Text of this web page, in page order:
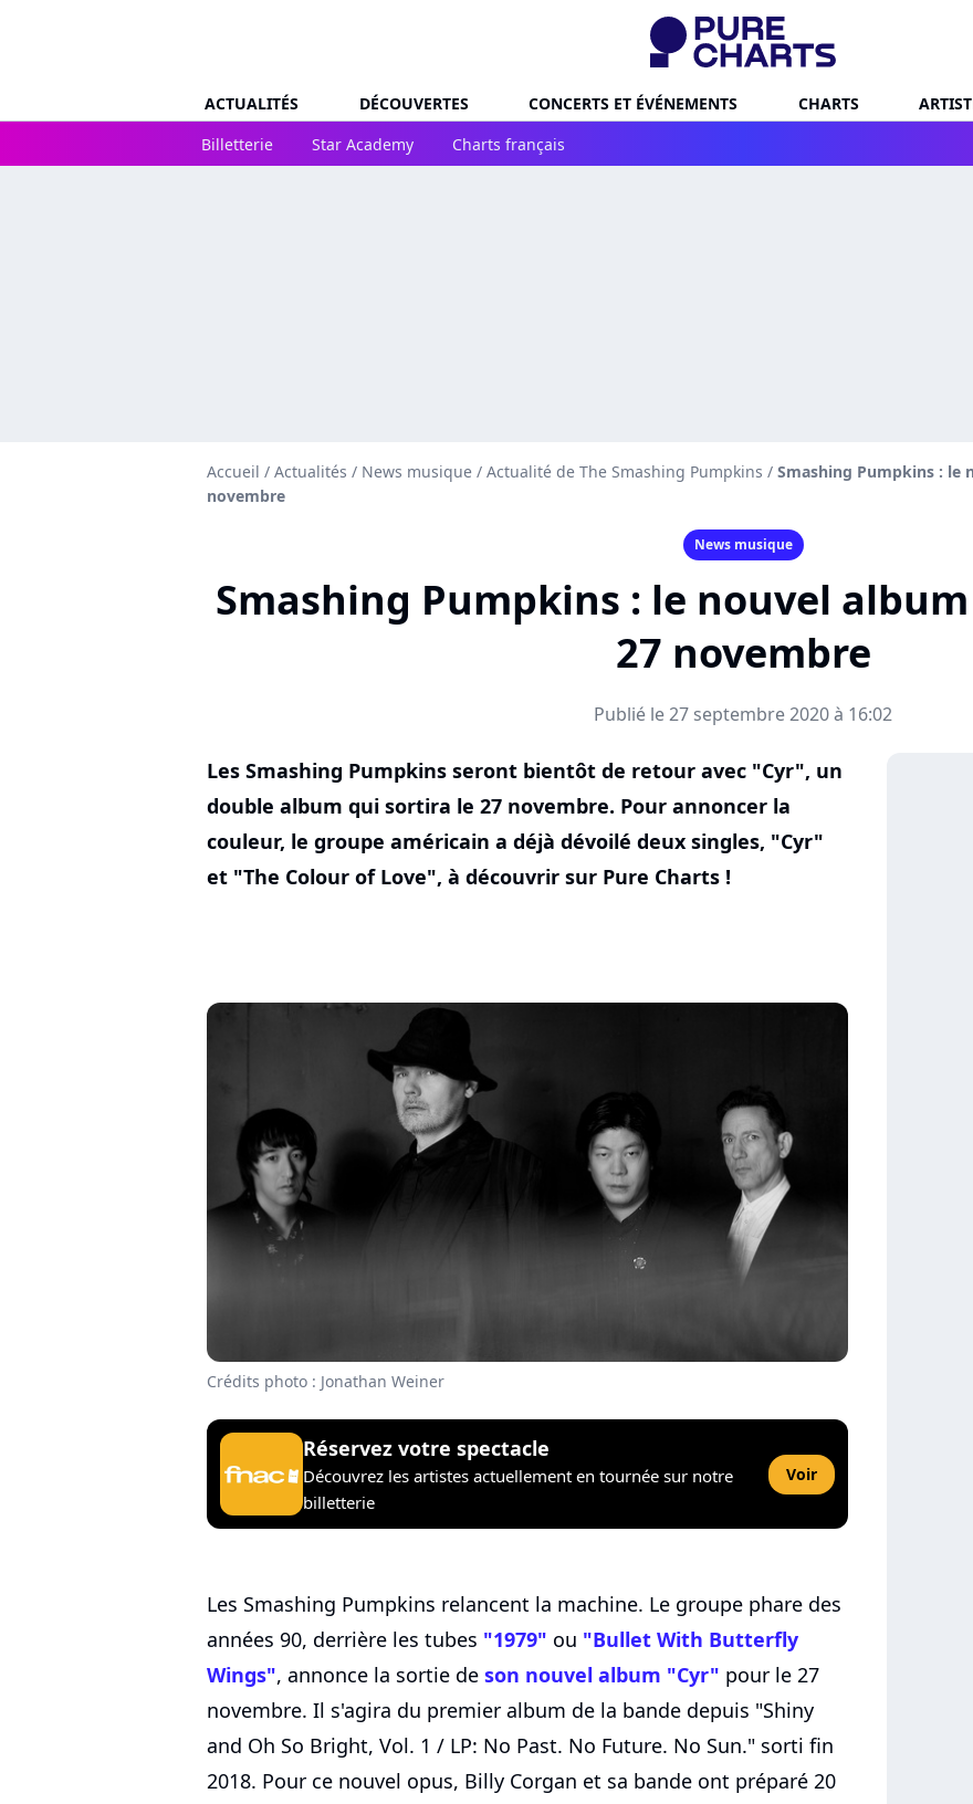
ACTUALITÉS DÉCOUVERTES CONCERTS ET ÉVÉNEMENTS CHARTS
Billetterie
Star Academy Charts français
Accueil / Actualités / News musique / Actualité de The Smashing Pumpkins / Smashing Pumpkins : le
novembre
News musique
Smashing Pumpkins : le nouvel
27 novembre
Publié le 27 septembre 2020 à 16:02
Les Smashing Pumpkins seront bientôt de retour avec "Cyr", un
double album qui sortira le 27 novembre. Pour annoncer la
couleur, le groupe américain a déjà dévoilé deux singles, "Cyr"
et "The Colour of Love", à découvrir sur Pure Charts !
Crédits photo : Jonathan Weiner
Réservez votre spectacle
Découvrez les artistes actuellement en tournée sur notre
billetterie
Voir
Les Smashing Pumpkins relancent la machine. Le groupe phare des
années 90, derrière les tubes "1979" ou "Bullet With Butterfly
Wings", annonce la sortie de son nouvel album "Cyr" pour le 27
novembre. Il s'agira du premier album de la bande depuis "Shiny
and Oh So Bright, Vol. 1 / LP: No Past. No Future. No Sun." sorti fin
2018. Pour ce nouvel opus, Billy Corgan et sa bande ont préparé 20